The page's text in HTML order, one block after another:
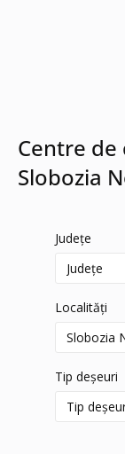
Centre
Slobozia
Județe
Localități
Tip deșeuri